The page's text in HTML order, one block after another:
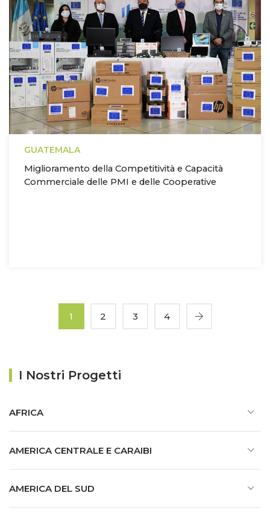
GUATEMALA
Miglioramento della Competitività e Capacità
Commerciale delle PMI e delle Cooperative
1 2 3 4
I Nostri Progetti
AFRICA
AMERICA CENTRALE E CARAIBI
AMERICA DEL SUD